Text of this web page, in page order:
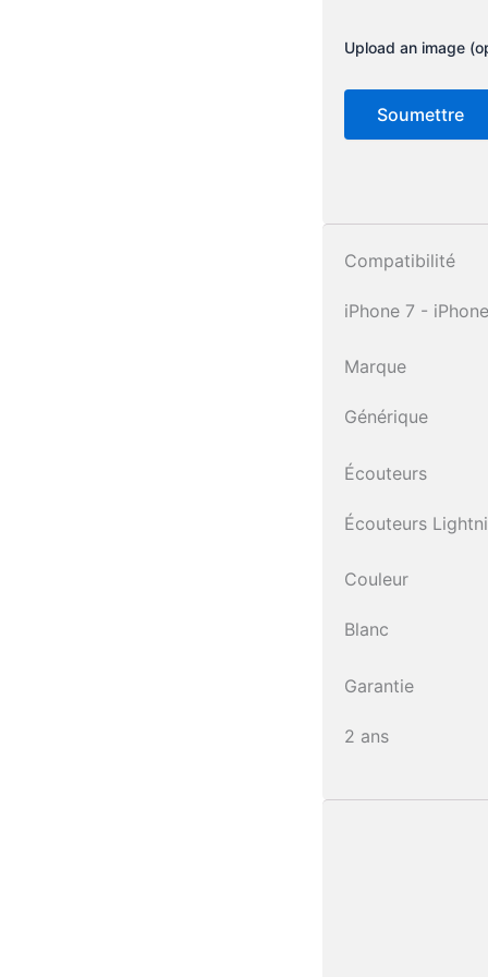
Upload an image
Compatibilité
iPhone 7 -
Marque
Générique
Écouteurs
Écouteurs
Couleur
Blanc
Garantie
2 ans